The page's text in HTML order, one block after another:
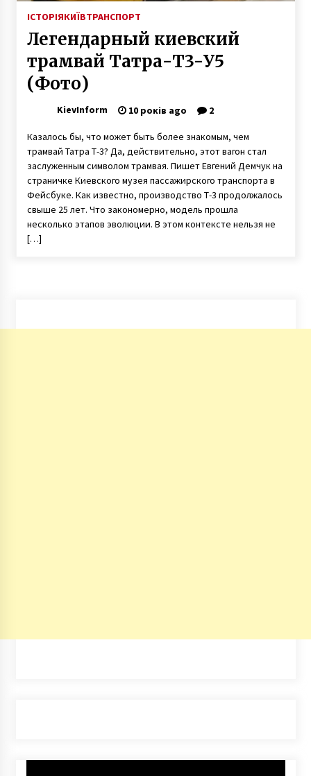
ІСТОРІЯКИЇВТРАНСПОРТ
Легендарный киевский
трамвай Татра-Т3-У5
(Фото)
KievInform 10 років ago 2
Казалось бы, что может быть более знакомым, чем
трамвай Татра Т-3? Да, действительно, этот вагон стал
заслуженным символом трамвая. Пишет Евгений Демчук на
страничке Киевского музея пассажирского транспорта в
Фейсбуке. Как известно, производство Т-3 продолжалось
свыше 25 лет. Что закономерно, модель прошла
несколько этапов эволюции. В этом контексте нельзя не
[…]